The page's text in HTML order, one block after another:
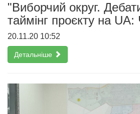
"Виборчий округ.
таймінг проєкту на
20.11.20 10:52
Детальніше